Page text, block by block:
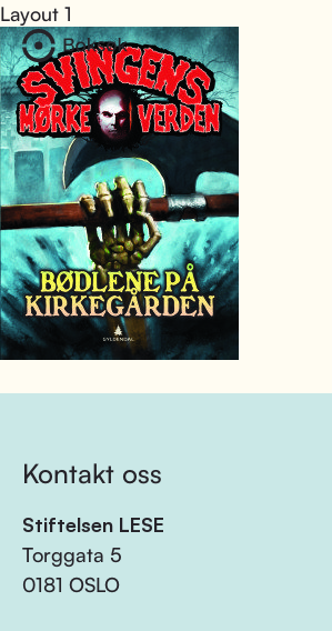
Layout 1
Kontakt oss
Stiftelsen LESE
Torggata 5
0181 OSLO